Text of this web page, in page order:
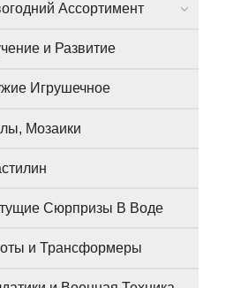
Ассортимент
и Развитие
Игрушечное
Мозаики
Сюрпризы В Воде
и Трансформеры